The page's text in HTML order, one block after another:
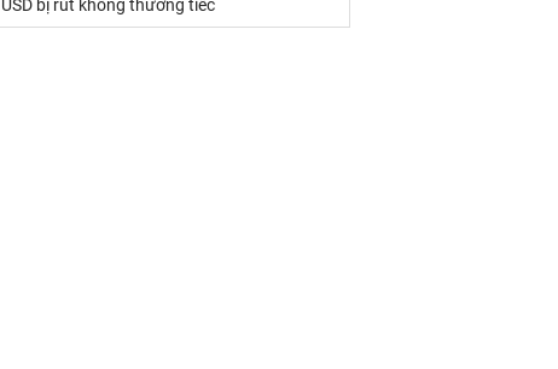
USD bị rút không thương tiếc